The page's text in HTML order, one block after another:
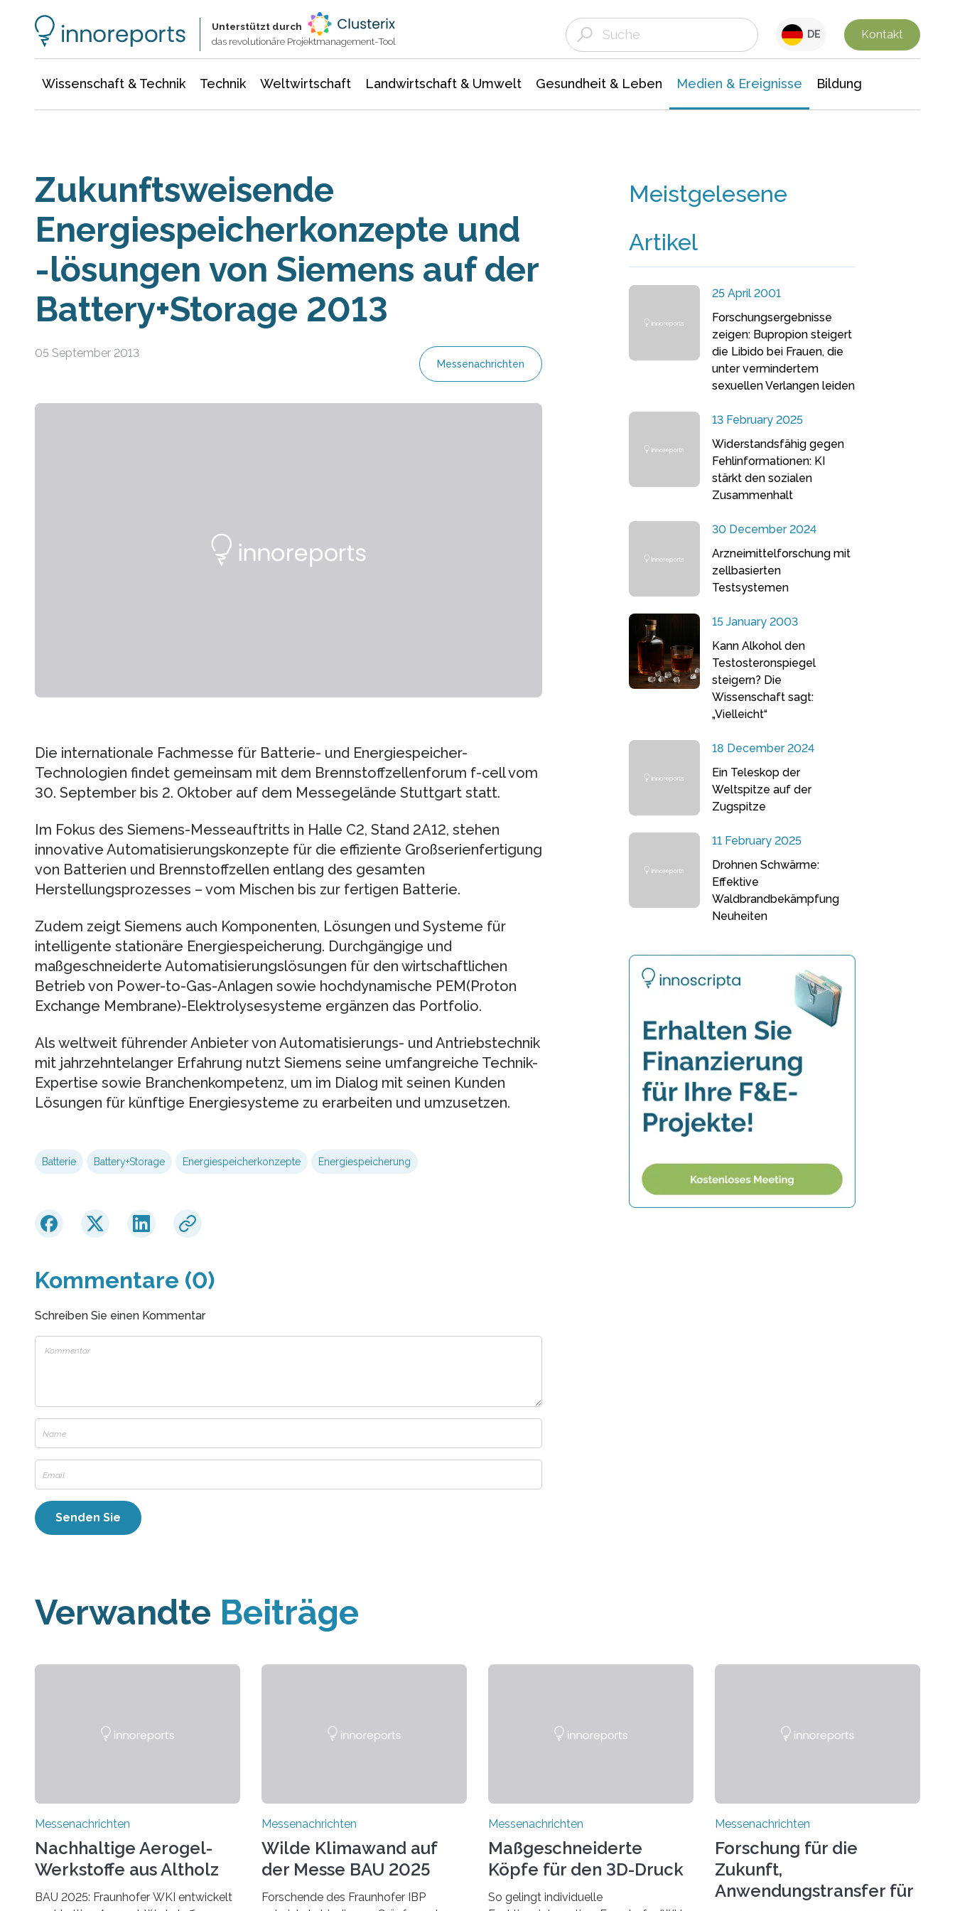
Unterstützt durch
das revolutionäre Projektmanagement-Tool
DE Kontakt
Wissenschaft & Technik Technik Weltwirtschaft Landwirtschaft & Umwelt Gesundheit & Leben Medien & Ereignisse Bildung
Zukunftsweisende
Energiespeicherkonzepte und
-lösungen von Siemens auf der
Battery+Storage 2013
05 September 2013
Messenachrichten
Die internationale Fachmesse für Batterie- und Energiespeicher-
Technologien findet gemeinsam mit dem Brennstoffzellenforum f-cell vom
30. September bis 2. Oktober auf dem Messegelände Stuttgart statt.
Im Fokus des Siemens-Messeauftritts in Halle C2, Stand 2A12, stehen
innovative Automatisierungskonzepte für die effiziente Großserienfertigung
von Batterien und Brennstoffzellen entlang des gesamten
Herstellungsprozesses – vom Mischen bis zur fertigen Batterie.
Zudem zeigt Siemens auch Komponenten, Lösungen und Systeme für
intelligente stationäre Energiespeicherung. Durchgängige und
maßgeschneiderte Automatisierungslösungen für den wirtschaftlichen
Betrieb von Power-to-Gas-Anlagen sowie hochdynamische PEM(Proton
Exchange Membrane)-Elektrolysesysteme ergänzen das Portfolio.
Als weltweit führender Anbieter von Automatisierungs- und Antriebstechnik
mit jahrzehntelanger Erfahrung nutzt Siemens seine umfangreiche Technik-
Expertise sowie Branchenkompetenz, um im Dialog mit seinen Kunden
Lösungen für künftige Energiesysteme zu erarbeiten und umzusetzen.
Batterie Battery+Storage Energiespeicherkonzepte Energiespeicherung
Kommentare (0)
Schreiben Sie einen Kommentar
Meistgelesene
Artikel
25 April 2001
Forschungsergebnisse
zeigen: Bupropion steigert
die Libido bei Frauen, die
unter vermindertem
sexuellen Verlangen leiden
13 February 2025
Widerstandsfähig gegen
Fehlinformationen: KI
stärkt den sozialen
Zusammenhalt
30 December 2024
Arzneimittelforschung mit
zellbasierten
Testsystemen
15 January 2003
Kann Alkohol den
Testosteronspiegel
steigern? Die
Wissenschaft sagt:
„Vielleicht“
18 December 2024
Ein Teleskop der
Weltspitze auf der
Zugspitze
11 February 2025
Drohnen Schwärme:
Effektive
Waldbrandbekämpfung
Neuheiten
Verwandte Beiträge
Messenachrichten
Nachhaltige Aerogel-
Werkstoffe aus Altholz
BAU 2025: Fraunhofer WKI entwickelt
Messenachrichten
Wilde Klimawand auf
der Messe BAU 2025
Forschende des Fraunhofer IBP
Messenachrichten
Maßgeschneiderte
Köpfe für den 3D-Druck
So gelingt individuelle
Messenachrichten
Forschung für die
Zukunft,
Anwendungstransfer für